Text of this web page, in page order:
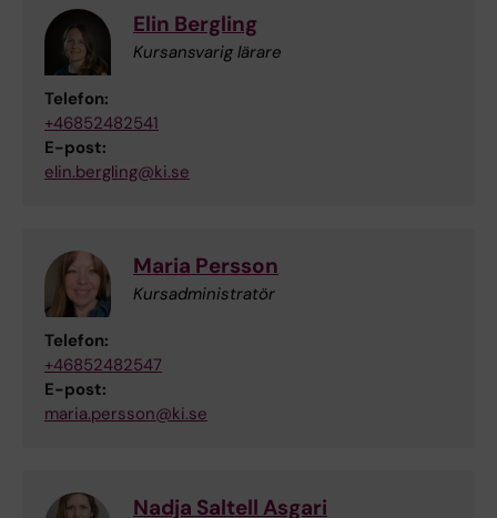
Elin Bergling
Kursansvarig lärare
Telefon:
+46852482541
E-post:
elin.bergling@ki.se
Maria Persson
Kursadministratör
Telefon:
+46852482547
E-post:
maria.persson@ki.se
Nadja Saltell Asgari